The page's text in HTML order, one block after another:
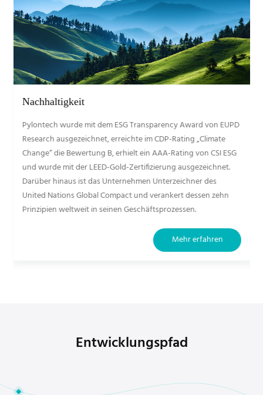
Eigene Forschung & Entwicklung
Pylontech ist ein national anerkanntes Hightech-
Unternehmen mit vertikal integrierten Kompetenzen entlang
der gesamten Wertschöpfungskette der Energiespeicherung.
Als eines der wenigen Unternehmen in China verfügt
Pylontech über eine vollständige Inhouse-F&E und Fertigung
von Batteriezellen, Modulen, BMS und EMS sowie über
umfassende Expertise im Design integrierter
Mehr erfahren
Entwicklungspfad